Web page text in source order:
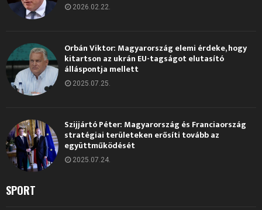
2026.02.22.
Orbán Viktor: Magyarország elemi érdeke, hogy
kitartson az ukrán EU-tagságot elutasító
álláspontja mellett
2025.07.25.
Szijjártó Péter: Magyarország és Franciaország
stratégiai területeken erősíti tovább az
együttműködését
2025.07.24.
SPORT